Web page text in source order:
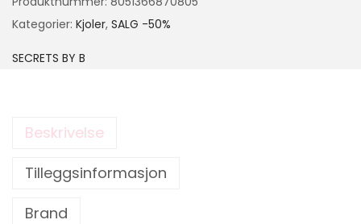
Kategorier: Kjoler, SALG -50%
SECRETS BY B
Beskrivelse
Tilleggsinformasjon
Brand